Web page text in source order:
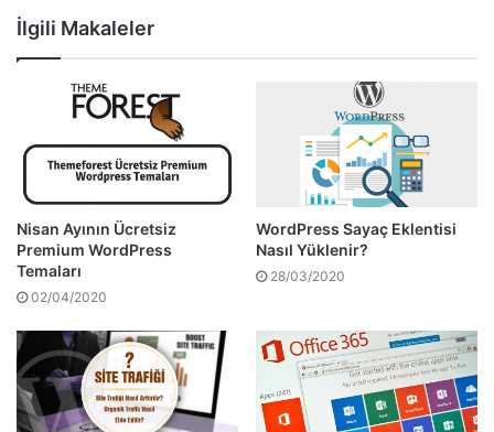
İlgili Makaleler
Nisan Ayının Ücretsiz
Premium WordPress
Temaları
02/04/2020
WordPress Sayaç Eklentisi
Nasıl Yüklenir?
28/03/2020